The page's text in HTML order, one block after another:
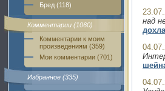
Бред (118)
Комментарии (1060)
Комментарии к моим
произведениям (359)
Мои комментарии (701)
Избранное (335)
над